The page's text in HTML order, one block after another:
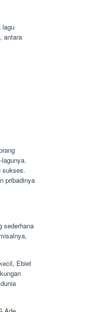
lagu
antara
sukses.
pribadinya
sederhana
Ebiet